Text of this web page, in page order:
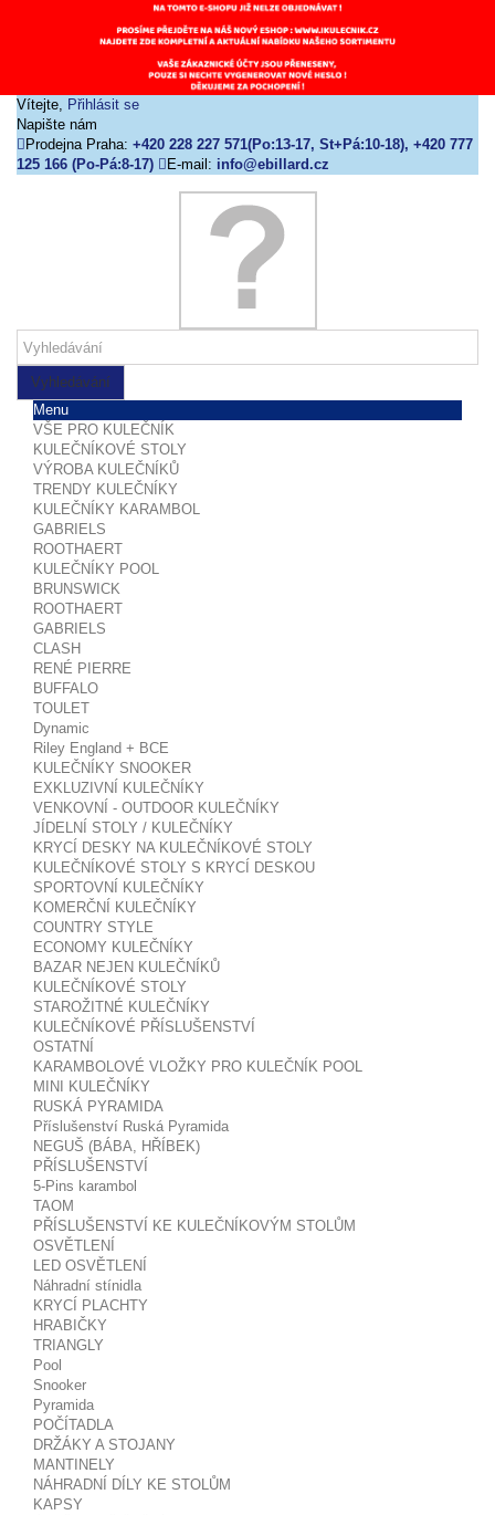
Vítejte, Přihlásit se
Napište nám
Prodejna Praha: +420 228 227 571(Po:13-17, St+Pá:10-18), +420 777
125 166 (Po-Pá:8-17)
E-mail: info@ebillard.cz
Vyhledávání
Menu
VŠE PRO KULEČNÍK
KULEČNÍKOVÉ STOLY
VÝROBA KULEČNÍKŮ
TRENDY KULEČNÍKY
KULEČNÍKY KARAMBOL
GABRIELS
ROOTHAERT
KULEČNÍKY POOL
BRUNSWICK
ROOTHAERT
GABRIELS
CLASH
RENÉ PIERRE
BUFFALO
TOULET
Dynamic
Riley England + BCE
KULEČNÍKY SNOOKER
EXKLUZIVNÍ KULEČNÍKY
VENKOVNÍ - OUTDOOR KULEČNÍKY
JÍDELNÍ STOLY / KULEČNÍKY
KRYCÍ DESKY NA KULEČNÍKOVÉ STOLY
KULEČNÍKOVÉ STOLY S KRYCÍ DESKOU
SPORTOVNÍ KULEČNÍKY
KOMERČNÍ KULEČNÍKY
COUNTRY STYLE
ECONOMY KULEČNÍKY
BAZAR NEJEN KULEČNÍKŮ
KULEČNÍKOVÉ STOLY
STAROŽITNÉ KULEČNÍKY
KULEČNÍKOVÉ PŘÍSLUŠENSTVÍ
OSTATNÍ
KARAMBOLOVÉ VLOŽKY PRO KULEČNÍK POOL
MINI KULEČNÍKY
RUSKÁ PYRAMIDA
Příslušenství Ruská Pyramida
NEGUŠ (BÁBA, HŘÍBEK)
PŘÍSLUŠENSTVÍ
5-Pins karambol
TAOM
PŘÍSLUŠENSTVÍ KE KULEČNÍKOVÝM STOLŮM
OSVĚTLENÍ
LED OSVĚTLENÍ
Náhradní stínidla
KRYCÍ PLACHTY
HRABIČKY
TRIANGLY
Pool
Snooker
Pyramida
POČÍTADLA
DRŽÁKY A STOJANY
MANTINELY
NÁHRADNÍ DÍLY KE STOLŮM
KAPSY